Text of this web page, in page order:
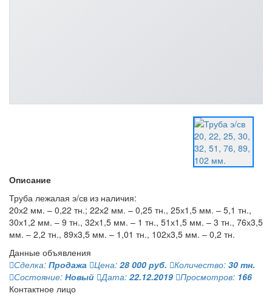
Описание
Труба лежалая э/св из наличия:
20х2 мм. – 0,22 тн.; 22х2 мм. – 0,25 тн., 25х1,5 мм. – 5,1 тн.,
30х1,2 мм. – 9 тн., 32х1,5 мм. – 1 тн., 51х1,5 мм. – 3 тн., 76х3,5
мм. – 2,2 тн., 89х3,5 мм. – 1,01 тн., 102х3,5 мм. – 0,2 тн.
Данные объявления
Сделка: Продажа Цена: 28 000 руб. Количество: 30 тн.
Состояние: Новый Дата: 22.12.2019 Просмотров: 166
Контактное лицо